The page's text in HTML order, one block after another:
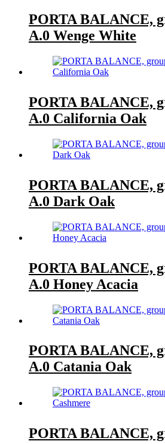
PORTA BALANCE,
A.0 Wenge White
PORTA BALANCE,
A.0 California Oak
PORTA BALANCE,
A.0 Dark Oak
PORTA BALANCE,
A.0 Honey Acacia
PORTA BALANCE,
A.0 Catania Oak
PORTA BALANCE,